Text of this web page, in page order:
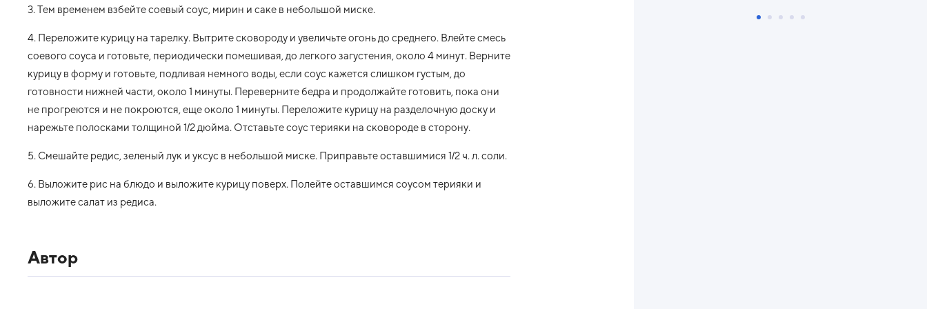
3. Тем временем взбейте соевый соус, мирин и саке в небольшой миске.
4. Переложите курицу на тарелку. Вытрите сковороду и увеличьте огонь до среднего. Влейте смесь
соевого соуса и готовьте, периодически помешивая, до легкого загустения, около 4 минут. Верните
курицу в форму и готовьте, подливая немного воды, если соус кажется слишком густым, до
готовности нижней части, около 1 минуты. Переверните бедра и продолжайте готовить, пока они
не прогреются и не покроются, еще около 1 минуты. Переложите курицу на разделочную доску и
нарежьте полосками толщиной 1/2 дюйма. Отставьте соус терияки на сковороде в сторону.
5. Смешайте редис, зеленый лук и уксус в небольшой миске. Приправьте оставшимися 1/2 ч. л. соли.
6. Выложите рис на блюдо и выложите курицу поверх. Полейте оставшимся соусом терияки и
выложите салат из редиса.
Автор